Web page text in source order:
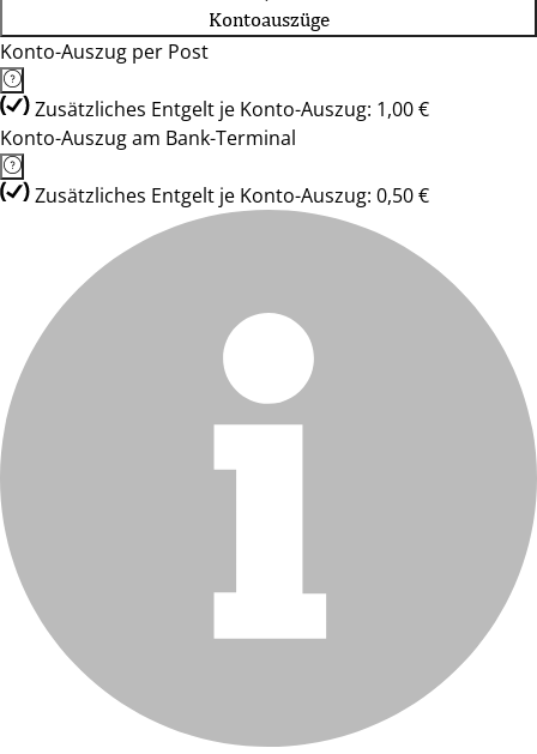
Kontoauszüge
Konto-Auszug per Post
Zusätzliches Entgelt je Konto-Auszug: 1,00 €
Konto-Auszug am Bank-Terminal
Zusätzliches Entgelt je Konto-Auszug: 0,50 €